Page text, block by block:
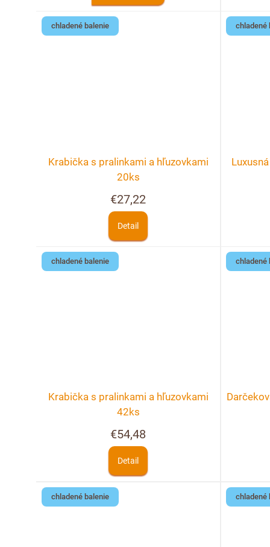
chladené balenie
Krabička s pralinkami a hľuzovkami
20ks
€27,22
Detail
chladené
chladené balenie
Krabička s pralinkami a hľuzovkami
42ks
€54,48
Detail
chladené
chladené balenie chladené